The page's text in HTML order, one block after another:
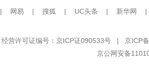
| 网易 | 搜狐 | UC头条 | 新华网 |
经营许可证编号：京ICP证090533号 | 京ICP
京公网安备